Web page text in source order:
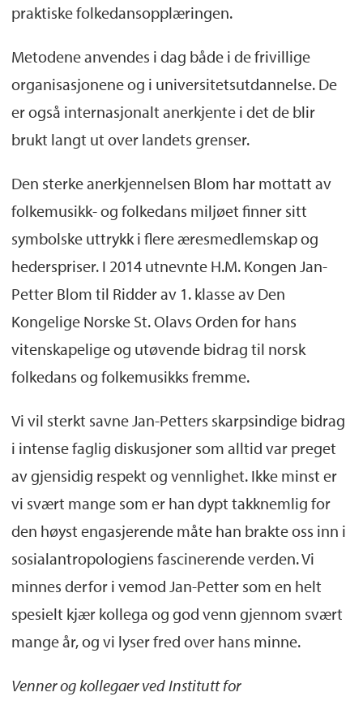
praktiske folkedansopplæringen.
Metodene anvendes i dag både i de frivillige
organisasjonene og i universitetsutdannelse. De
er også internasjonalt anerkjente i det de blir
brukt langt ut over landets grenser.
Den sterke anerkjennelsen Blom har mottatt av
folkemusikk- og folkedans miljøet finner sitt
symbolske uttrykk i flere æresmedlemskap og
hederspriser. I 2014 utnevnte H.M. Kongen Jan-
Petter Blom til Ridder av 1. klasse av Den
Kongelige Norske St. Olavs Orden for hans
vitenskapelige og utøvende bidrag til norsk
folkedans og folkemusikks fremme.
Vi vil sterkt savne Jan-Petters skarpsindige bidrag
i intense faglig diskusjoner som alltid var preget
av gjensidig respekt og vennlighet. Ikke minst er
vi svært mange som er han dypt takknemlig for
den høyst engasjerende måte han brakte oss inn i
sosialantropologiens fascinerende verden. Vi
minnes derfor i vemod Jan-Petter som en helt
spesielt kjær kollega og god venn gjennom svært
mange år, og vi lyser fred over hans minne.
Venner og kollegaer ved Institutt for